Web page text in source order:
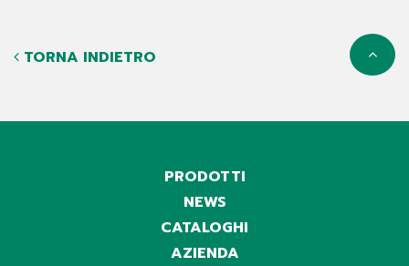
TORNA INDIETRO
PRODOTTI
NEWS
CATALOGHI
AZIENDA